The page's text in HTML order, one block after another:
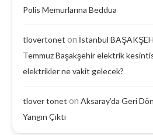
Polis Memurlarına Beddua
tlovertonet on İstanbul
Temmuz Başakşehir elektrik
elektrikler ne vakit gelecek?
tlover tonet on Aksaray’da Geri
Yangın Çıktı